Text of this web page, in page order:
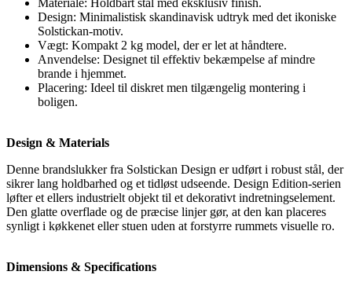
Materiale: Holdbart stål med eksklusiv finish.
Design: Minimalistisk skandinavisk udtryk med det ikoniske
Solstickan-motiv.
Vægt: Kompakt 2 kg model, der er let at håndtere.
Anvendelse: Designet til effektiv bekæmpelse af mindre
brande i hjemmet.
Placering: Ideel til diskret men tilgængelig montering i
boligen.
Design & Materials
Denne brandslukker fra Solstickan Design er udført i robust stål, der
sikrer lang holdbarhed og et tidløst udseende. Design Edition-serien
løfter et ellers industrielt objekt til et dekorativt indretningselement.
Den glatte overflade og de præcise linjer gør, at den kan placeres
synligt i køkkenet eller stuen uden at forstyrre rummets visuelle ro.
Dimensions & Specifications